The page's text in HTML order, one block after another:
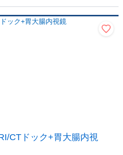
CTドック+胃大腸内視